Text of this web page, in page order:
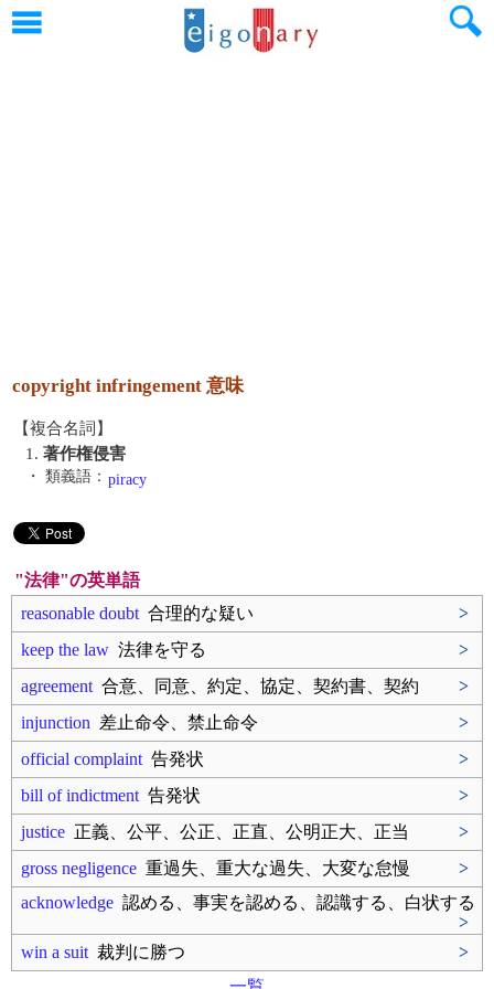
copyright infringement 意味
【複合名詞】
1. 著作権侵害
・ 類義語： piracy
"法律"の英単語
reasonable doubt 合理的な疑い
>
keep the law 法律を守る
>
agreement 合意、同意、約定、協定、契約書、契約
>
injunction 差止命令、禁止命令
>
official complaint 告発状
>
bill of indictment 告発状
>
justice 正義、公平、公正、正直、公明正大、正当
>
gross negligence 重過失、重大な過失、大変な怠慢
>
acknowledge 認める、事実を認める、認識する、白状する
>
win a suit 裁判に勝つ
>